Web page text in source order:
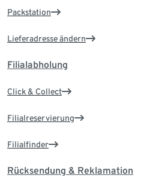
Packstation
Lieferadresse ändern
Filialabholung
Click & Collect
Filialreservierung
Filialfinder
Rücksendung & Reklamation